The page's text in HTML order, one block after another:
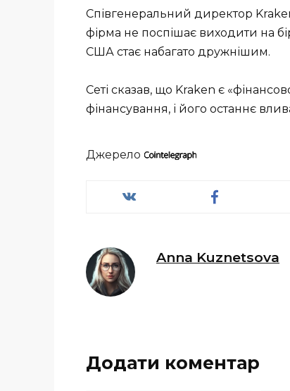
Співгенеральний директор
фірма не поспішає виходити на
США стає набагато дружнішим.
Сеті сказав, що Kraken є
фінансування, і його останнє
Джерело
Anna Kuznetsova
Додати коментар